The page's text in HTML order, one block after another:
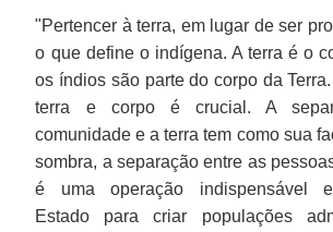
"Pertencer à terra, em lugar de ser
o que define o indígena. A terra é o
os índios são parte do corpo da
terra e corpo é crucial. A
comunidade e a terra tem como sua
sombra, a separação entre as
é uma operação indispensável
Estado para criar populações